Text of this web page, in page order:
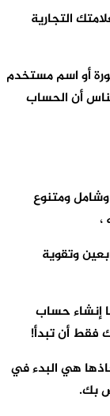
التجارية
أو اسم مستخدم
أن الحساب
ومتنوع
وتقوية
حساب
فقط أن تبدأ!
هي البدء في
بك.